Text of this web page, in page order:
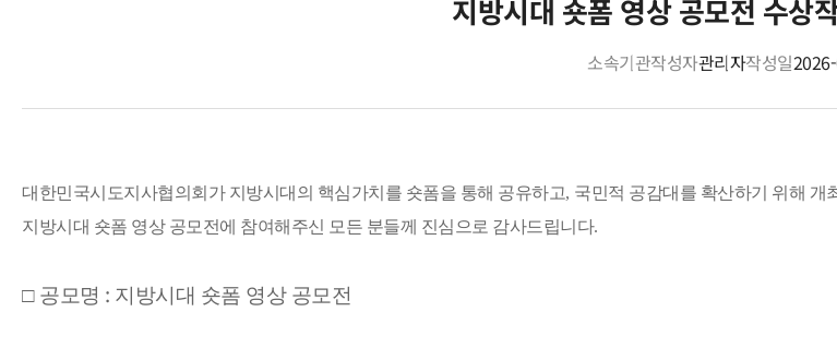
지방시대 숏폼 영상 공모전 수상
소속기관작성자관리자작성일
대한민국시도지사협의회가 지방시대의 핵심가치를 숏폼을 통해 공유하고, 국민적 공감대를 확산하기 위해 개
지방시대 숏폼 영상 공모전에 참여해주신 모든 분들께 진심으로 감사드립니다.
□ 공모명 : 지방시대 숏폼 영상 공모전